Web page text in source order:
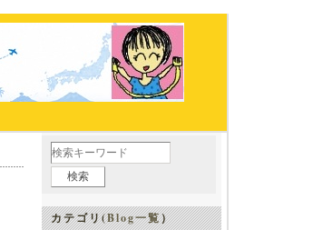
カテゴリ(Blog一覧）